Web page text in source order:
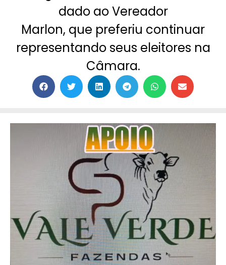
dado ao Vereador
Marlon, que preferiu continuar
representando seus eleitores na
Câmara.